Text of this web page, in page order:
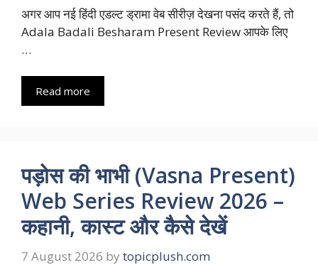
अगर आप नई हिंदी एडल्ट ड्रामा वेब सीरीज़ देखना पसंद करते हैं, तो
Adala Badali Besharam Present Review आपके लिए
…
Read more
पड़ोस की भाभी (Vasna Present)
Web Series Review 2026 –
कहानी, कास्ट और कैसे देखें
7 August 2026 by topicplush.com